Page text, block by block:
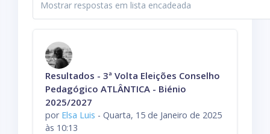
Resultados - 3ª Volta Eleições Conselho
Pedagógico ATLÂNTICA - Biénio
2025/2027
por Elsa Luis - Quarta, 15 de Janeiro de 2025
às 10:13
Número de respostas: 0